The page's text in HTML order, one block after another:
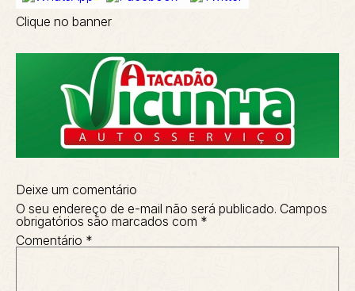
Clique no banner
Deixe um comentário
O seu endereço de e-mail não será publicado. Campos
obrigatórios são marcados com *
Comentário *